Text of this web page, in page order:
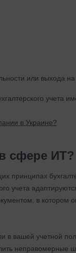
или выхода
учета
в Украине?
сфере ИТ?
принципах
учета
в котором
в вашей учетной
неправомерные